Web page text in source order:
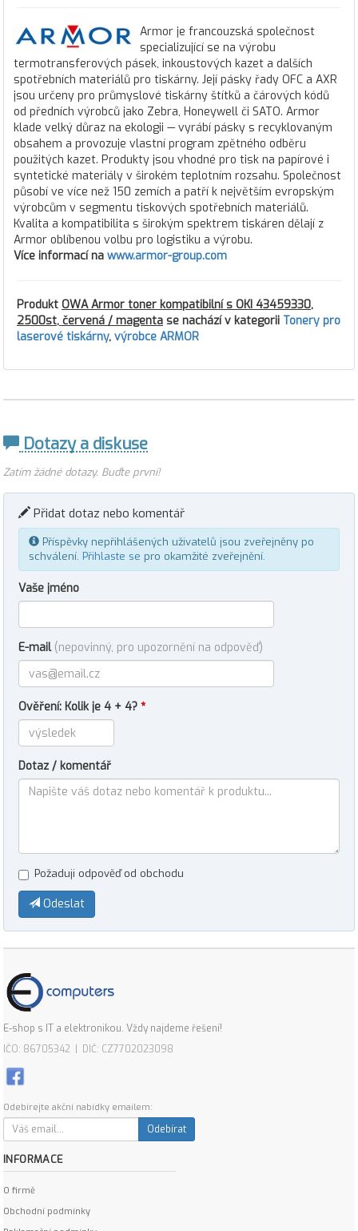
Armor je francouzská společnost
specializující se na výrobu
termotransferových pásek, inkoustových kazet a dalších
spotřebních materiálů pro tiskárny. Její pásky řady OFC a AXR
jsou určeny pro průmyslové tiskárny štítků a čárových kódů
od předních výrobců jako Zebra, Honeywell či SATO. Armor
klade velký důraz na ekologii — vyrábí pásky s recyklovaným
obsahem a provozuje vlastní program zpětného odběru
použitých kazet. Produkty jsou vhodné pro tisk na papírové i
syntetické materiály v širokém teplotním rozsahu. Společnost
působí ve více než 150 zemích a patří k největším evropským
výrobcům v segmentu tiskových spotřebních materiálů.
Kvalita a kompatibilita s širokým spektrem tiskáren dělají z
Armor oblíbenou volbu pro logistiku a výrobu.
Více informací na www.armor-group.com
Produkt OWA Armor toner kompatibilní s OKI 43459330,
2500st, červená / magenta se nachází v kategorii Tonery pro
laserové tiskárny, výrobce ARMOR
Dotazy a diskuse
Zatím žádné dotazy. Buďte první!
Přidat dotaz nebo komentář
Příspěvky nepřihlášených uživatelů jsou zveřejněny po
schválení. Přihlaste se pro okamžité zveřejnění.
Vaše jméno
E-mail (nepovinný, pro upozornění na odpověď)
Ověření: Kolik je 4 + 4? *
Dotaz / komentář
Požaduji odpověď od obchodu
Odeslat
E-shop s IT a elektronikou. Vždy najdeme řešení!
IČO: 86705342 | DIČ: CZ7702023098
Odebírejte akční nabídky emailem:
Odebírat
INFORMACE
O firmě
Obchodní podmínky